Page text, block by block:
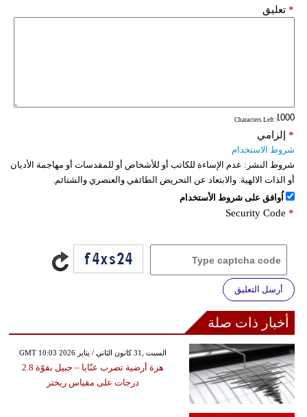
تعليق *
: Characters Left
إلزامي *
شروط الاستخدام
شروط النشر: عدم الإساءة للكاتب أو للأشخاص أو للمقدسات أو مهاجمة الأديان
أو الذات الالهية. والابتعاد عن التحريض الطائفي والعنصري والشتائم.
اُوافق على شروط الأستخدام
Security Code *
أرسل التعليق
أخبار ذات صلة
GMT 10:03 2026 السبت ,31 كانون الثاني / يناير
هزة أرضية تضرب عنّايا – جبيل بقوّة 2.8
درجات على مقياس ريختر